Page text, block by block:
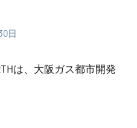
日
は、大阪ガス都市開発